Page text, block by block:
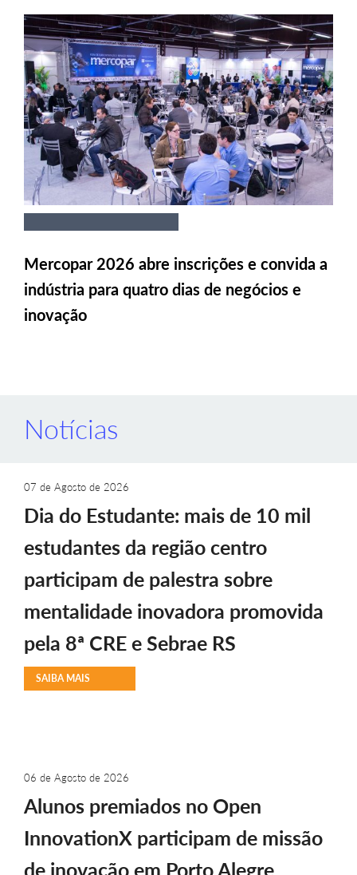
Mercopar 2026 abre inscrições e convida a
indústria para quatro dias de negócios e
inovação
Notícias
07 de Agosto de 2026
Dia do Estudante: mais de 10 mil
estudantes da região centro
participam de palestra sobre
mentalidade inovadora promovida
pela 8ª CRE e Sebrae RS
SAIBA MAIS
06 de Agosto de 2026
Alunos premiados no Open
InnovationX participam de missão
de inovação em Porto Alegre